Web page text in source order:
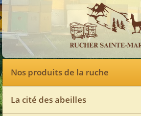
Nos produits de la ruche
La cité des abeilles